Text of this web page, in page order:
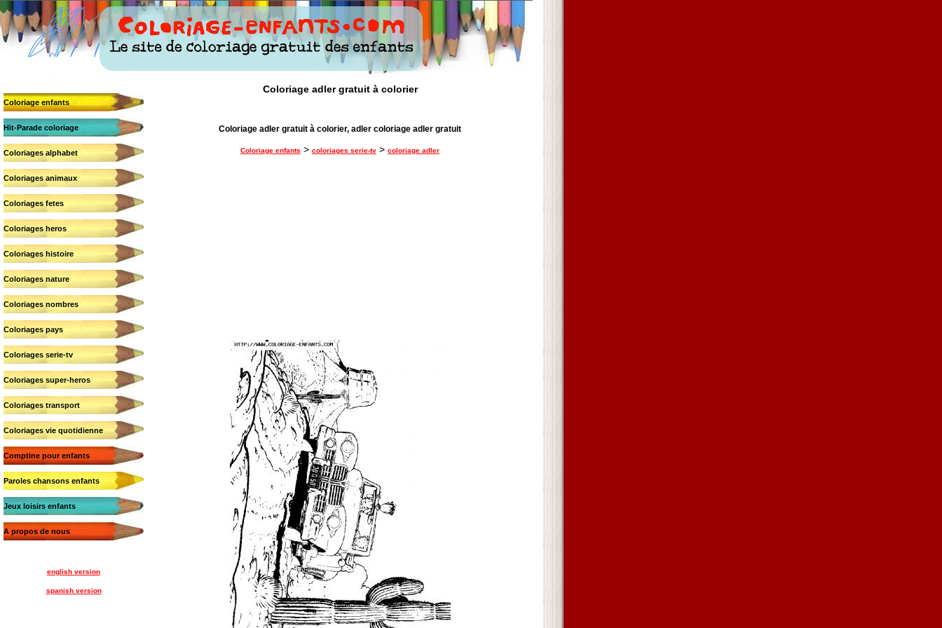
Coloriage enfants
Hit-Parade coloriage
Coloriages alphabet
Coloriages animaux
Coloriages fetes
Coloriages heros
Coloriages histoire
Coloriages nature
Coloriages nombres
Coloriages pays
Coloriages serie-tv
Coloriages super-heros
Coloriages transport
Coloriages vie quotidienne
Comptine pour enfants
Paroles chansons enfants
Jeux loisirs enfants
A propos de nous
english version
spanish version
Coloriage adler gratuit à colorier
Coloriage adler gratuit à colorier, adler coloriage adler gratuit
Coloriage enfants > coloriages serie-tv > coloriage adler